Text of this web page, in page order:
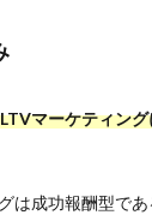
LTVマーケティン
は成功報酬型で